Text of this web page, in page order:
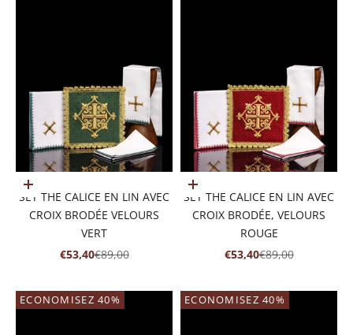
Ajouter au panier
SET THE CALICE EN LIN AVEC
CROIX BRODÉE VELOURS
VERT
PRIX DE VENTE
€53,40PRIX NORMAL
€89,00
Ajouter au panier
SET THE CALICE EN LIN AVEC
CROIX BRODÉE, VELOURS
ROUGE
PRIX DE VENTE
€53,40PRIX NORMAL
€89,00
ECONOMISEZ 40% ECONOMISEZ 40%